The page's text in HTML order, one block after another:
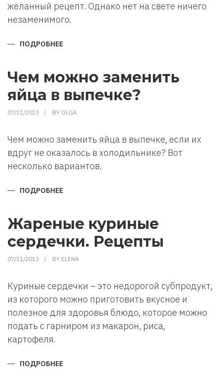
желанный рецепт. Однако нет на свете ничего
незаменимого.
ПОДРОБНЕЕ
РЕЦЕПТЕ?
Чем можно заменить
яйца в выпечке?
07/11/2013 BY OLGA
Чем можно заменить яйца в выпечке, если их
вдруг не оказалось в холодильнике? Вот
несколько вариантов.
ПОДРОБНЕЕ
В
ВЫПЕЧКЕ?
Жареные куриные
сердечки. Рецепты
07/11/2013 BY ELENA
Куриные сердечки – это недорогой субпродукт,
из которого можно приготовить вкусное и
полезное для здоровья блюдо, которое можно
подать с гарниром из макарон, риса,
картофеля.
ПОДРОБНЕЕ